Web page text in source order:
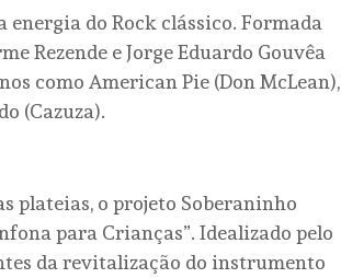
energia do Rock clássico. Formada
Rezende e Jorge Eduardo Gouvêa
como American Pie (Don McLean),
(Cazuza).
plateias, o projeto Soberaninho
para Crianças”. Idealizado pelo
da revitalização do instrumento